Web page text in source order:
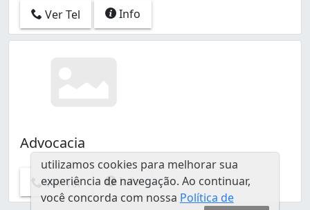
Ver Tel Info
Advocacia
Ver Tel Info
utilizamos cookies para melhorar sua
experiência de navegação. Ao continuar,
você concorda com nossa Política de